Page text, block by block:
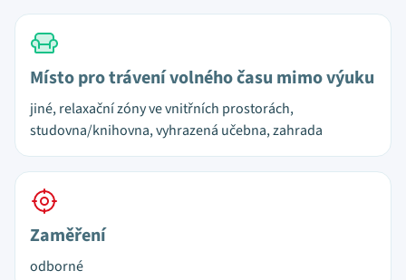
Místo pro trávení volného času mimo výuku
jiné, relaxační zóny ve vnitřních prostorách,
studovna/knihovna, vyhrazená učebna, zahrada
Zaměření
odborné